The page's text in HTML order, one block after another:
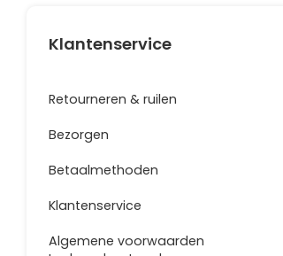
Klantenservice
Retourneren & ruilen
Bezorgen
Betaalmethoden
Klantenservice
Algemene voorwaarden